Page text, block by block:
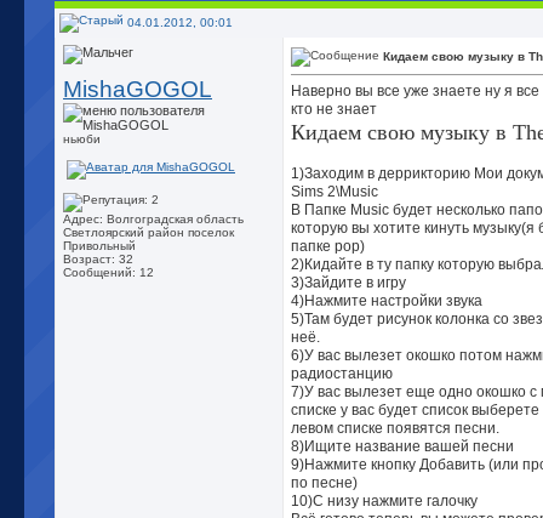
04.01.2012, 00:01
MishaGOGOL
ньюби
Адрес: Волгоградская область
Светлоярский район поселок
Привольный
Возраст: 32
Сообщений: 12
Кидаем свою музыку в
Наверно вы все уже знаете ну я
кто не знает
Кидаем свою музыку в
1)Заходим в деррикторию Мои
Sims 2\Music
В Папке Music будет несколько
которую вы хотите кинуть музыку(я
папке pop)
2)Кидайте в ту папку которую
3)Зайдите в игру
4)Нажмите настройки звука
5)Там будет рисунок колонка со
неё.
6)У вас вылезет окошко потом
радиостанцию
7)У вас вылезет еще одно окошко с
списке у вас будет список
левом списке появятся песни.
8)Ищите название вашей песни
9)Нажмите кнопку Добавить (или
по песне)
10)С низу нажмите галочку